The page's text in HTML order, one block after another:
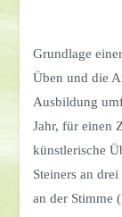
Grundlage
Üben und die
Ausbildung
Jahr, für einen
künstlerische
Steiners an
an der Stimme